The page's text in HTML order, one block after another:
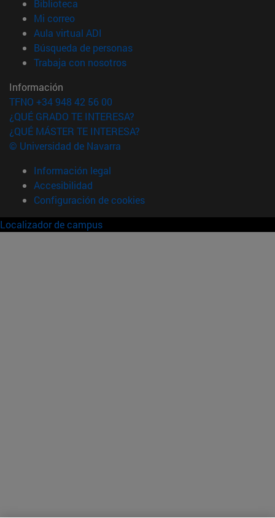
Biblioteca
Mi correo(abre en nueva ventana)
Aula virtual ADI
Búsqueda de personas(abre en nueva ventana)
Trabaja con nosotros(abre en nueva ventana)
Información
TFNO +34 948 42 56 00
¿QUÉ GRADO TE INTERESA?
¿QUÉ MÁSTER TE INTERESA?
© Universidad de Navarra
Información legal
Accesibilidad
Configuración de cookies
Localizador de campus